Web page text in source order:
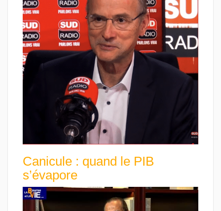
Canicule : quand le PIB
s’évapore